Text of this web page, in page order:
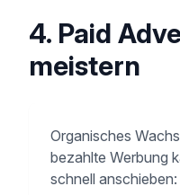
4. Paid
meistern
Organisches
bezahlte Werbung
schnell anschieben: